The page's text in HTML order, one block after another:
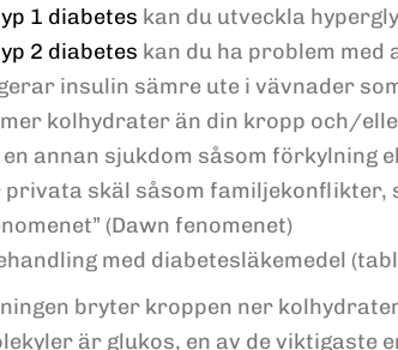
1 diabetes kan du utveckla
2 diabetes kan du ha problem
insulin sämre ute i vävnader
kolhydrater än din kropp och/
annan sjukdom såsom förkylning
privata skäl såsom
(Dawn fenomenet)
med diabetesläkemedel
bryter kroppen ner
är glukos, en av de